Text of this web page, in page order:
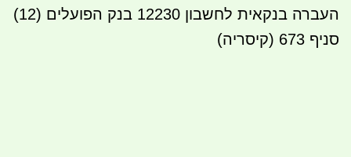
העברה בנקאית לחשבון 12230
בנק הפועלים (12)
סניף 673 (קיסריה)